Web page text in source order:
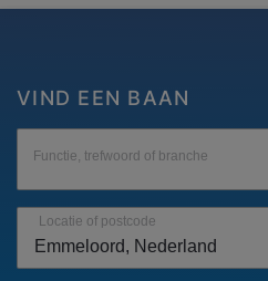
VIND EEN BAAN
Functie, trefwoord of branche
Locatie of postcode